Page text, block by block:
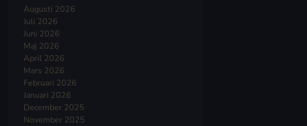
Augusti 2026
Juli 2026
Juni 2026
Maj 2026
April 2026
Mars 2026
Februari 2026
Januari 2026
December 2025
November 2025